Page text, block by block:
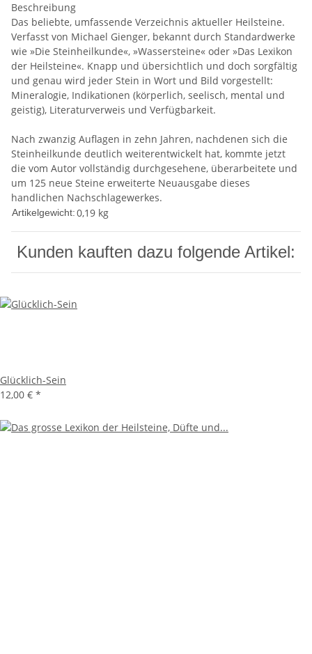
Beschreibung
Das beliebte, umfassende Verzeichnis aktueller Heilsteine.
Verfasst von Michael Gienger, bekannt durch Standardwerke
wie »Die Steinheilkunde«, »Wassersteine« oder »Das Lexikon
der Heilsteine«. Knapp und übersichtlich und doch sorgfältig
und genau wird jeder Stein in Wort und Bild vorgestellt:
Mineralogie, Indikationen (körperlich, seelisch, mental und
geistig), Literaturverweis und Verfügbarkeit.
Nach zwanzig Auflagen in zehn Jahren, nachdenen sich die
Steinheilkunde deutlich weiterentwickelt hat, kommte jetzt
die vom Autor vollständig durchgesehene, überarbeitete und
um 125 neue Steine erweiterte Neuausgabe dieses
handlichen Nachschlagewerkes.
Artikelgewicht:0,19 kg
Kunden kauften dazu folgende Artikel:
Glücklich-Sein
12,00 € *